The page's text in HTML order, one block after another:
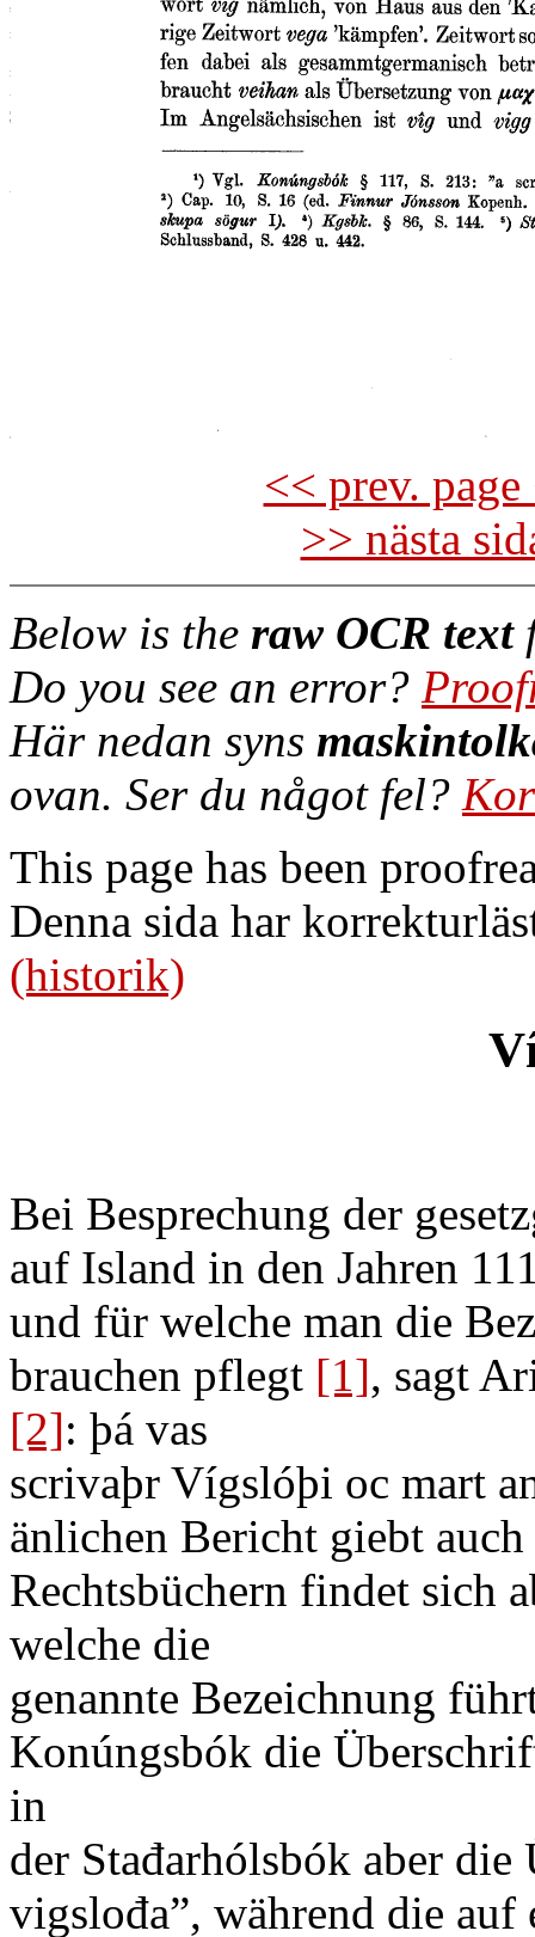
<< prev.
>> nästa
Below is the raw OCR text
Do you see an error?
Här nedan syns
ovan. Ser du något fel?
This page has been
Denna sida har
(historik)
Bei Besprechung der
auf Island in den Jahren
und für welche man die
brauchen pflegt [1], sagt
[2]: þá vas
scrivaþr Vígslóþi oc mart
änlichen Bericht giebt
Rechtsbüchern findet sich
welche die
genannte Bezeichnung
Konúngsbók die
in
der Stađarhólsbók aber
vigslođa”, während die auf